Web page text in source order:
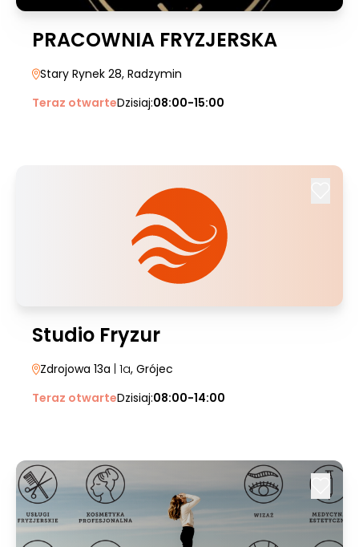
PRACOWNIA FRYZJERSKA
Stary Rynek 28, Radzymin
Teraz otwarteDzisiaj:08:00-15:00
Studio Fryzur
Zdrojowa 13a | 1a, Grójec
Teraz otwarteDzisiaj:08:00-14:00